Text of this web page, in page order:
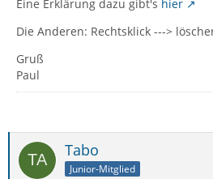
Eine Erklärung dazu gibt's hier
Die Anderen: Rechtsklick --->
Gruß
Paul
Tabo
Junior-Mitglied